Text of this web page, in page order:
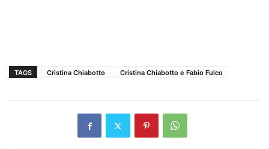
TAGS Cristina Chiabotto Cristina Chiabotto e Fabio Fulco